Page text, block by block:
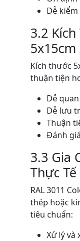
Dễ
3.2
5x15cm
Kích thước
thuận tiện
Dễ
Dễ lưu
Thuận
Đánh
3.3 Gia
Thực Tế
RAL 3011
thép hoặc
tiêu chuẩn:
Xử lý và